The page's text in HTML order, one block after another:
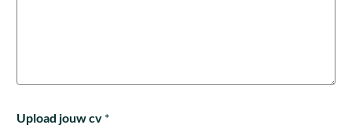
Upload jouw cv *